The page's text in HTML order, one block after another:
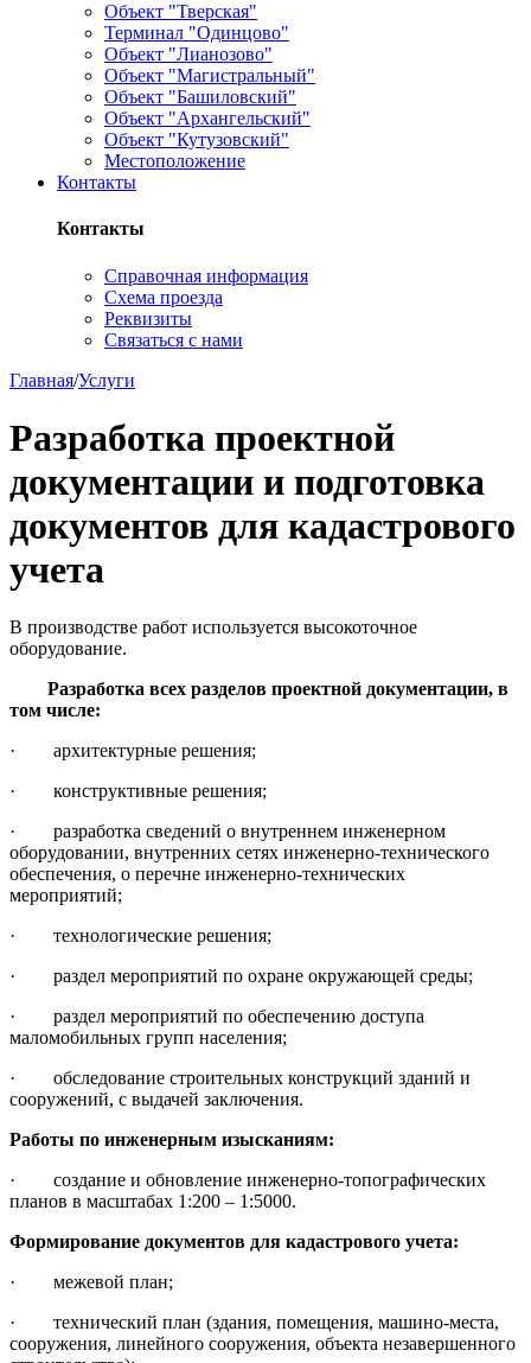
Объект "Тверская"
Терминал "Одинцово"
Объект "Лианозово"
Объект "Магистральный"
Объект "Башиловский"
Объект "Архангельский"
Объект "Кутузовский"
Местоположение
Контакты
Контакты
Справочная информация
Схема проезда
Реквизиты
Связаться с нами
Главная/Услуги
Разработка проектной
документации и подготовка
документов для кадастрового
учета
В производстве работ используется высокоточное
оборудование.
Разработка всех разделов проектной документации, в
том числе:
· архитектурные решения;
· конструктивные решения;
· разработка сведений о внутреннем инженерном
оборудовании, внутренних сетях инженерно-технического
обеспечения, о перечне инженерно-технических
мероприятий;
· технологические решения;
· раздел мероприятий по охране окружающей среды;
· раздел мероприятий по обеспечению доступа
маломобильных групп населения;
· обследование строительных конструкций зданий и
сооружений, с выдачей заключения.
Работы по инженерным изысканиям:
· создание и обновление инженерно-топографических
планов в масштабах 1:200 – 1:5000.
Формирование документов для кадастрового учета:
· межевой план;
· технический план (здания, помещения, машино-места,
сооружения, линейного сооружения, объекта незавершенного